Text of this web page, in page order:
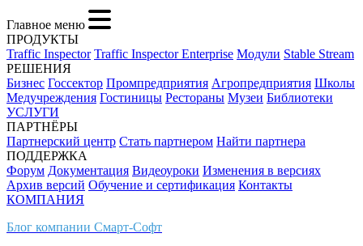
Главное меню
ПРОДУКТЫ
Traffic Inspector Traffic Inspector Enterprise Модули Stable Stream
РЕШЕНИЯ
Бизнес Госсектор Промпредприятия Агропредприятия Школы
Медучреждения Гостиницы Рестораны Музеи Библиотеки
УСЛУГИ
ПАРТНЁРЫ
Партнерский центр Стать партнером Найти партнера
ПОДДЕРЖКА
Форум Документация Видеоуроки Изменения в версиях
Архив версий Обучение и сертификация Контакты
КОМПАНИЯ
Блог компании Смарт-Софт